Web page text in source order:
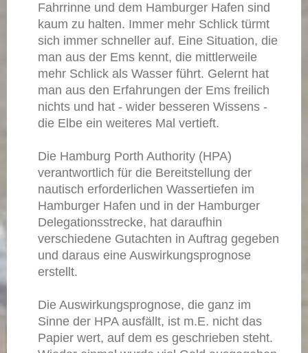
Fahrrinne und dem Hamburger Hafen sind
kaum zu halten. Immer mehr Schlick türmt
sich immer schneller auf. Eine Situation, die
man aus der Ems kennt, die mittlerweile
mehr Schlick als Wasser führt. Gelernt hat
man aus den Erfahrungen der Ems freilich
nichts und hat - wider besseren Wissens -
die Elbe ein weiteres Mal vertieft.
Die Hamburg Porth Authority (HPA)
verantwortlich für die Bereitstellung der
nautisch erforderlichen Wassertiefen im
Hamburger Hafen und in der Hamburger
Delegationsstrecke, hat daraufhin
verschiedene Gutachten in Auftrag gegeben
und daraus eine Auswirkungsprognose
erstellt.
Die Auswirkungsprognose, die ganz im
Sinne der HPA ausfällt, ist m.E. nicht das
Papier wert, auf dem es geschrieben steht.